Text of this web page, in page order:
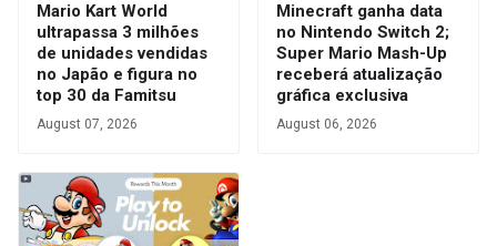
Mario Kart World
ultrapassa 3 milhões
de unidades vendidas
no Japão e figura no
top 30 da Famitsu
August 07, 2026
Minecraft ganha data
no Nintendo Switch 2;
Super Mario Mash-Up
receberá atualização
gráfica exclusiva
August 06, 2026